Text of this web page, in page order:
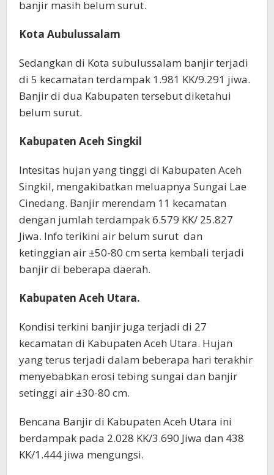
banjir masih belum surut.
Kota Aubulussalam
Sedangkan di Kota subulussalam banjir terjadi
di 5 kecamatan terdampak 1.981 KK/9.291 jiwa.
Banjir di dua Kabupaten tersebut diketahui
belum surut.
Kabupaten Aceh Singkil
Intesitas hujan yang tinggi di Kabupaten Aceh
Singkil, mengakibatkan meluapnya Sungai Lae
Cinedang. Banjir merendam 11 kecamatan
dengan jumlah terdampak 6.579 KK/ 25.827
Jiwa. Info terikini air belum surut dan
ketinggian air ±50-80 cm serta kembali terjadi
banjir di beberapa daerah.
Kabupaten Aceh Utara.
Kondisi terkini banjir juga terjadi di 27
kecamatan di Kabupaten Aceh Utara. Hujan
yang terus terjadi dalam beberapa hari terakhir
menyebabkan erosi tebing sungai dan banjir
setinggi air ±30-80 cm.
Bencana Banjir di Kabupaten Aceh Utara ini
berdampak pada 2.028 KK/3.690 Jiwa dan 438
KK/1.444 jiwa mengungsi.